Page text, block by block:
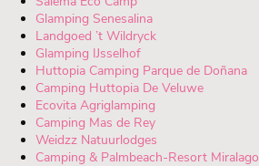
Glamping Senesalina
Landgoed ’t Wildryck
Glamping IJsselhof
Huttopia Camping Parque de Doñana
Camping Huttopia De Veluwe
Ecovita Agriglamping
Camping Mas de Rey
Weidzz Natuurlodges
Camping & Palmbeach-Resort Miralago